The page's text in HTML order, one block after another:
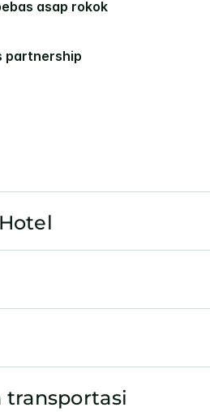
asap rokok
partnership
transportasi